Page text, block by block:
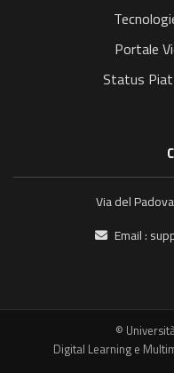
Portale
Status
Via del
Email :
©
Digital Learning e